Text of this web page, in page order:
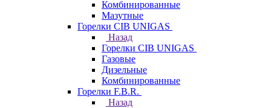
Комбинированные
Мазутные
Горелки CIB UNIGAS
Назад
Горелки CIB UNIGAS
Газовые
Дизельные
Комбинированные
Горелки F.B.R.
Назад